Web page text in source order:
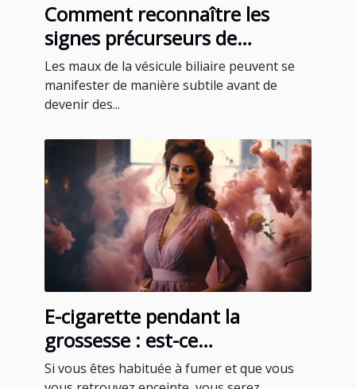
Comment reconnaître les
signes précurseurs de
problèmes de vésicule biliaire
Les maux de la vésicule biliaire peuvent se
manifester de manière subtile avant de
devenir des...
E-cigarette pendant la
grossesse : est-ce
recommandable ?
Si vous êtes habituée à fumer et que vous